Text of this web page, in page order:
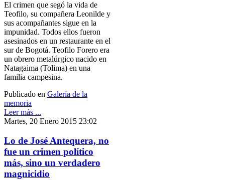
El crimen que segó la vida de
Teofilo, su compañera Leonilde y
sus acompañantes sigue en la
impunidad. Todos ellos fueron
asesinados en un restaurante en el
sur de Bogotá. Teofilo Forero era
un obrero metalúrgico nacido en
Natagaima (Tolima) en una
familia campesina.
Publicado en Galería de la
memoria
Leer más ...
Martes, 20 Enero 2015 23:02
Lo de José Antequera, no
fue un crimen político
más, sino un verdadero
magnicidio